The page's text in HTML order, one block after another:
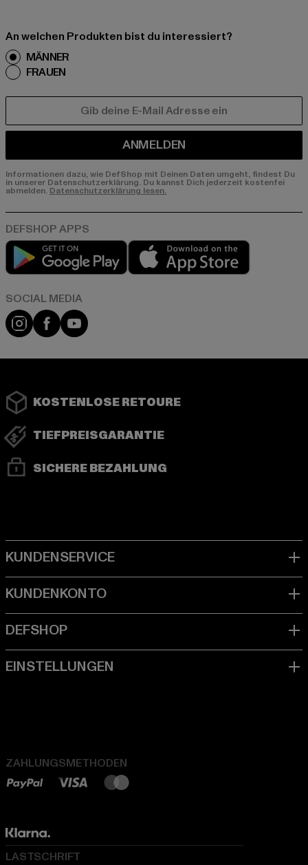
An welchen Produkten bist du interessiert?
MÄNNER
FRAUEN
ANMELDEN
Informationen dazu, wie DefShop mit Deinen Daten umgeht, findest Du
in unserer Datenschutzerklärung. Du kannst Dich jederzeit kostenfei
abmelden. Datenschutzerklärung lesen.
Play market
Instagram
FacebookYouTube
KOSTENLOSE RETOURE
TIEFPREISGARANTIE
SICHERE BEZAHLUNG
ZAHLUNGSMETHODEN
LASTSCHRIFT